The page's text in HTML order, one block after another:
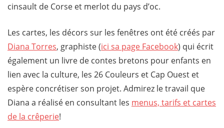
cinsault de Corse et merlot du pays d’oc.
Les cartes, les décors sur les fenêtres ont été créés par
Diana Torres, graphiste (ici sa page Facebook) qui écrit
également un livre de contes bretons pour enfants en
lien avec la culture, les 26 Couleurs et Cap Ouest et
espère concrétiser son projet. Admirez le travail que
Diana a réalisé en consultant les menus, tarifs et cartes
de la crêperie!